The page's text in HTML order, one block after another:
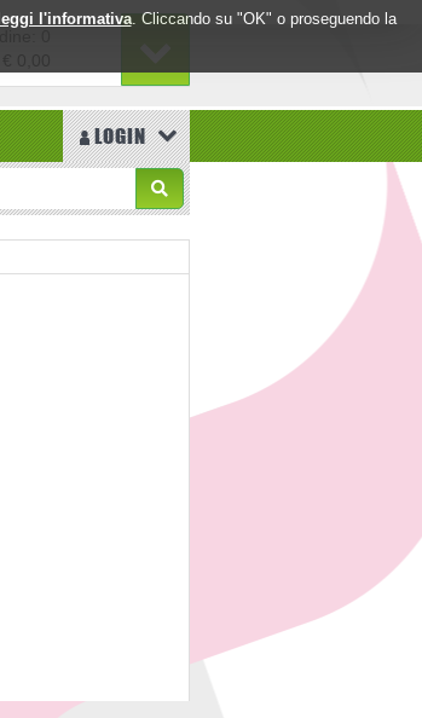
leggi l'informativa. Cliccando su "OK" o proseguendo la
LOGIN